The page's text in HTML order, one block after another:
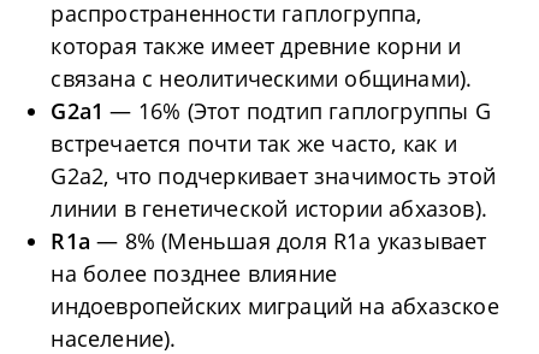
распространенности гаплогруппа,
которая также имеет древние корни и
связана с неолитическими общинами).
G2a1— 16% (Этот подтип гаплогруппы G
встречается почти так же часто, как и
G2a2, что подчеркивает значимость этой
линии в генетической истории абхазов).
R1a— 8% (Меньшая доля R1a указывает
на более позднее влияние
индоевропейских миграций на абхазское
население).